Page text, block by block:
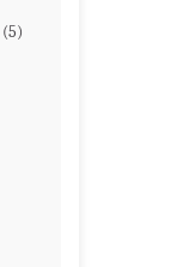
(5)